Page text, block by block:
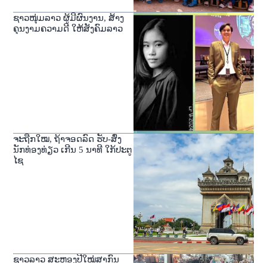
ຊາວໜຸ່ມລາວ ຜູ້ມີຜົນງານ, ສ້າງ
ຄຸນງາມຄວາມດີ ໃຫ້ສັງຄົມລາວ
ຈະຖືກໃໝ, ຖ້າຈອດລົດ ຮັບ-ສົ່ງ
ນັກທ່ອງທ່ຽວ ເກີນ 5 ນາທີ ໃກ້ປະຕູ
ໄຊ
ຊາວລາວ ສະຫຼອງປີໃໝ່ສາກົນ